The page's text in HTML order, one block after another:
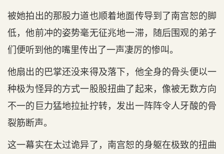
被她拍出的那股力道也顺着地面传导到了南宫恕的脚
低，他前冲的姿势毫无征兆地一滞，随后围观的弟子
们便听到他的嘴里传出了一声凄厉的惨叫。
他扇出的巴掌还没来得及落下，他全身的骨头便以一
种极为怪异的方式一股股扭曲了起来，像被无数方向
不一的巨力猛地拉扯拧转，发出一阵阵令人牙酸的骨
裂筋断声。
这一幕实在太过诡异了，南宫恕的身躯在极致的扭曲